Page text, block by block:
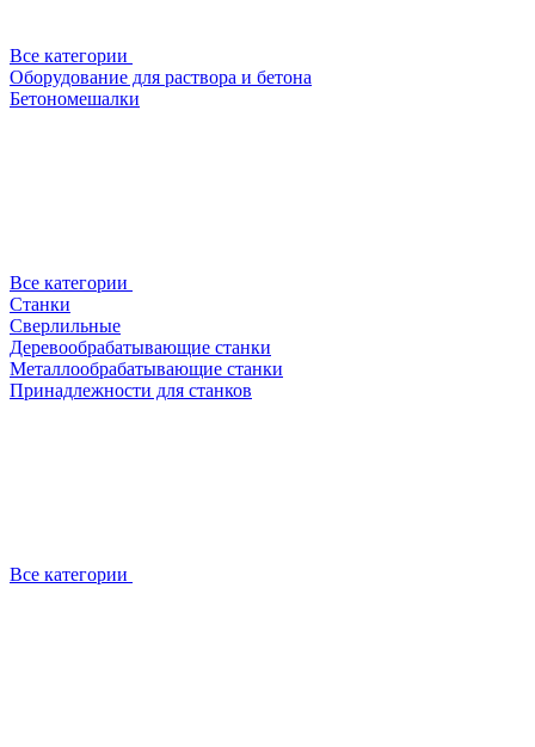
Все категории
Оборудование для раствора и бетона
Бетономешалки
Все категории
Станки
Сверлильные
Деревообрабатывающие станки
Металлообрабатывающие станки
Принадлежности для станков
Все категории